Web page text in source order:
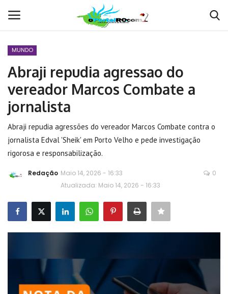
Home
POLÍTICA
Contato
MUNDO
MUNDO
Abraji repudia agressao do
vereador Marcos Combate a
jornalista
Abraji repudia agressões do vereador Marcos Combate contra o
jornalista Edval 'Sheik' em Porto Velho e pede investigação
rigorosa e responsabilização.
Redação Maio 14, 2026 - 16:33
Atualizada: Maio 14, 2026 - 16:33
0